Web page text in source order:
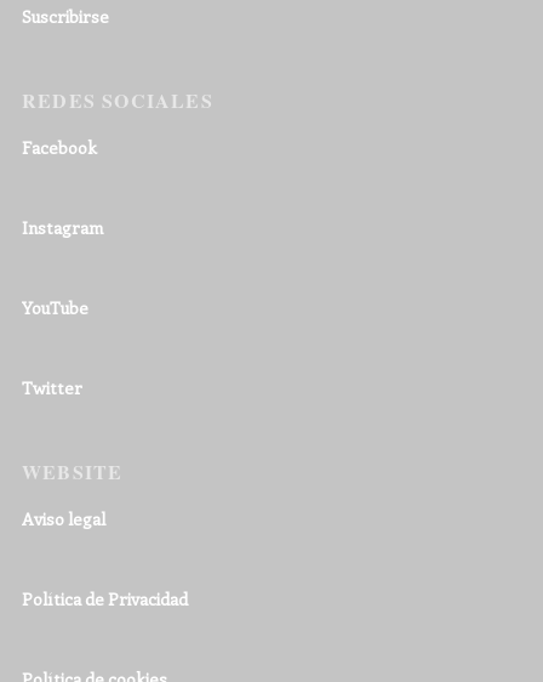
Suscribirse
REDES SOCIALES
Facebook
Instagram
YouTube
Twitter
WEBSITE
Aviso legal
Política de Privacidad